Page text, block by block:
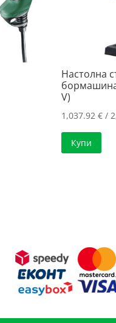
Настолна
V)
1,037.92 €/
Купи